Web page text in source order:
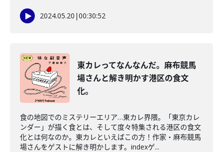
2024.05.20 |00:30:52
東カレってなんなんだ。麻布競馬
場さんと解き明かす港区の食文
化。
食の地図でのミステリーエリア…東カレ界隈。「東京カレ
ンダー」が描く食とは、そして度々特集される港区の食文
化とは何なのか。東カレといえばこの方！作家・麻布競馬
場さんをゲストに解き明かします。indexゲ...